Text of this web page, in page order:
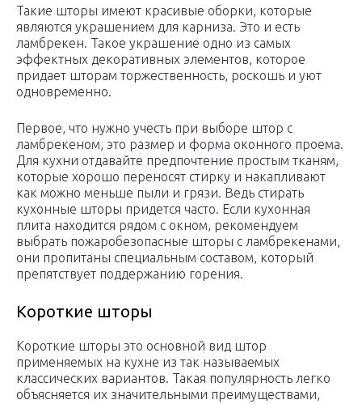
Такие шторы имеют красивые оборки, которые
являются украшением для карниза. Это и есть
ламбрекен. Такое украшение одно из самых
эффектных декоративных элементов, которое
придает шторам торжественность, роскошь и уют
одновременно.
Первое, что нужно учесть при выборе штор с
ламбрекеном, это размер и форма оконного проема.
Для кухни отдавайте предпочтение простым тканям,
которые хорошо переносят стирку и накапливают
как можно меньше пыли и грязи. Ведь стирать
кухонные шторы придется часто. Если кухонная
плита находится рядом с окном, рекомендуем
выбрать пожаробезопасные шторы с ламбрекенами,
они пропитаны специальным составом, который
препятствует поддержанию горения.
Короткие шторы
Короткие шторы это основной вид штор
применяемых на кухне из так называемых
классических вариантов. Такая популярность легко
объясняется их значительными преимуществами,